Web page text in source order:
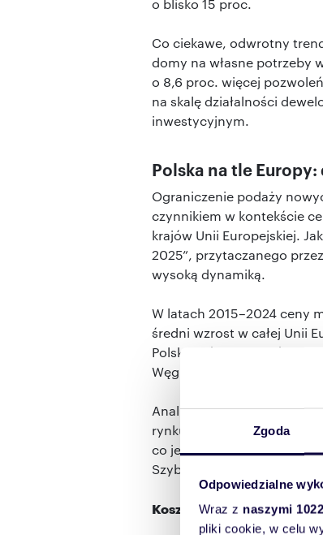
Zgoda
Odpowiedzialne
Wraz z naszymi
pliki cookie, w celu
o blisko 15 proc.
Co ciekawe, odwrotny
domy na własne potrzeby
o 8,6 proc. więcej
na skalę działalności
inwestycyjnym.
Polska na tle
Ograniczenie podaży
czynnikiem w kontekście
krajów Unii Europejskiej.
2025”, przytaczanego
wysoką dynamiką.
W latach 2015–2024 ceny
średni wzrost w całej Unii
Polskę w ścisłej czołówce
Węgrami (wzrost o ok. 210
Analiza europejskiego
rynku najmu. W
co jest jednym z
Szybciej drożał najem
Koszty utrzymania wciąż